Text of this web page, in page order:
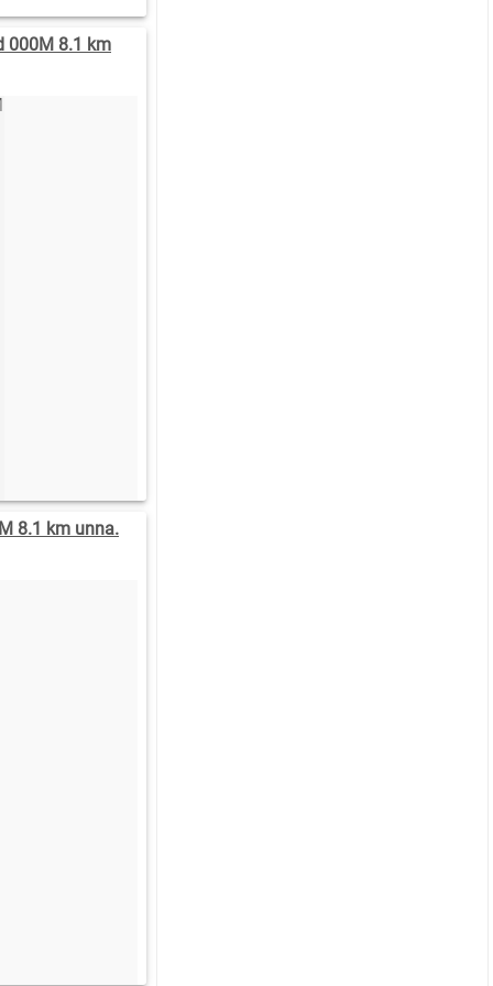
000M 8.1 km
8.1 km unna.